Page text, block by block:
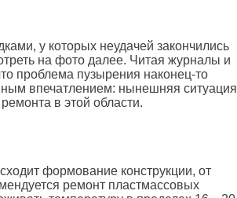
у которых неудачей закончились
на фото далее. Читая журналы и
проблема пузырения наконец-то
впечатлением: нынешняя ситуация
в этой области.
формование конструкции, от
ремонт пластмассовых